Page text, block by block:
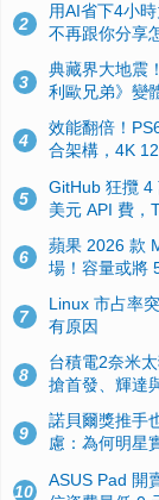
2
用AI省下4小
不再跟你分享
3
典藏界大地震
利歐兄弟》變
4
效能翻倍！
合架構，4K
5
GitHub 狂攬 4
美元 API 費，
6
蘋果 2026 款
場！容量或將
7
Linux 市占率
有原因
8
台積電2奈米
搶首發、輝達
9
諾貝爾獎推手
慮：為何明星
10
ASUS Pad 開